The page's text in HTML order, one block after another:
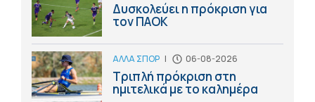
Δυσκολεύει η πρόκριση για
τον ΠΑΟΚ
ΑΛΛΑ ΣΠΟΡ | 06-08-2026
Τριπλή πρόκριση στη
ημιτελικά με το καλημέρα